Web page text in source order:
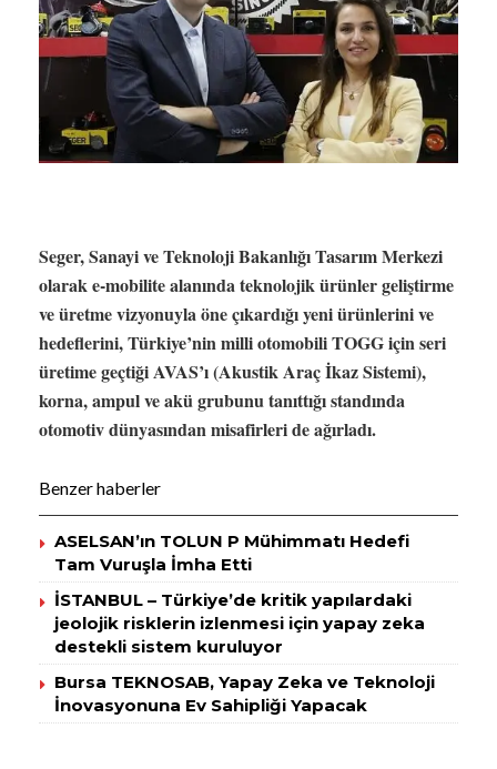
Seger, Sanayi ve Teknoloji Bakanlığı Tasarım Merkezi
olarak e-mobilite alanında teknolojik ürünler geliştirme
ve üretme vizyonuyla öne çıkardığı yeni ürünlerini ve
hedeflerini, Türkiye’nin milli otomobili TOGG için seri
üretime geçtiği AVAS’ı (Akustik Araç İkaz Sistemi),
korna, ampul ve akü grubunu tanıttığı standında
otomotiv dünyasından misafirleri de ağırladı.
Benzer haberler
ASELSAN’ın TOLUN P Mühimmatı Hedefi
Tam Vuruşla İmha Etti
İSTANBUL – Türkiye’de kritik yapılardaki
jeolojik risklerin izlenmesi için yapay zeka
destekli sistem kuruluyor
Bursa TEKNOSAB, Yapay Zeka ve Teknoloji
İnovasyonuna Ev Sahipliği Yapacak